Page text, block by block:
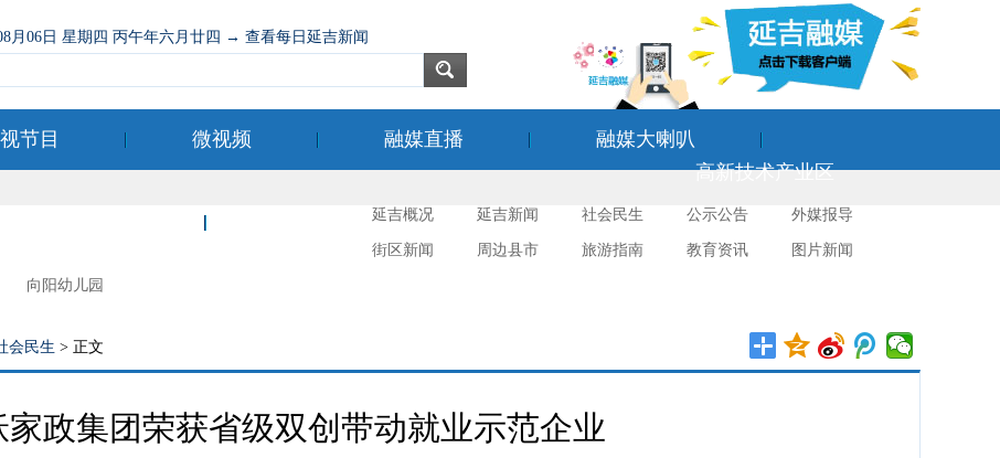
月06日 星期四 丙午年六月廿四 → 查看每日延吉新闻
节目 微视频 融媒直播
融媒大喇叭
高新技术产业区
延吉概况 延吉新闻 社会民生 公示公告 外媒报导
街区新闻 周边县市 旅游指南 教育资讯 图片新闻
向阳幼儿园
会民生 > 正文
家政集团荣获省级双创带动就业示范企业